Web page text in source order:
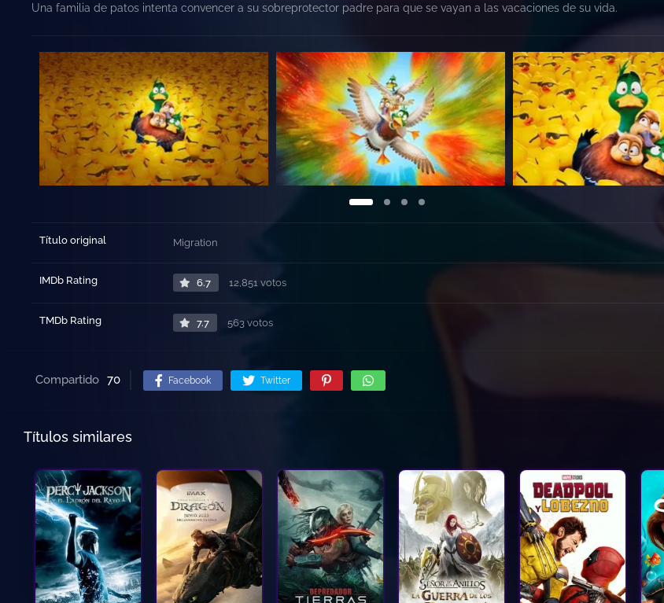
Una familia de patos intenta convencer a su sobreprotector padre para que se vayan a las vacaciones de su vida.
Título original Migration
IMDb Rating 6.7 12,851 votos
TMDb Rating 7.7 563 votos
Compartido 70 Facebook Twitter
Títulos similares